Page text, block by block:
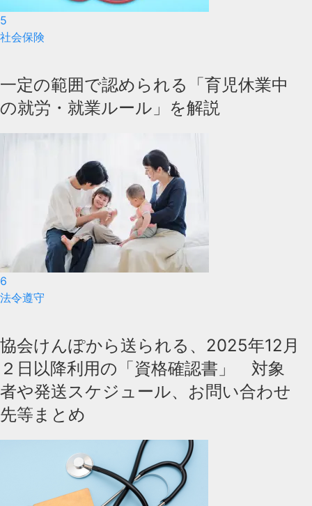
5
社会保険
一定の範囲で認められる「育児休業中
の就労・就業ルール」を解説
6
法令遵守
協会けんぽから送られる、2025年12月
２日以降利用の「資格確認書」 対象
者や発送スケジュール、お問い合わせ
先等まとめ